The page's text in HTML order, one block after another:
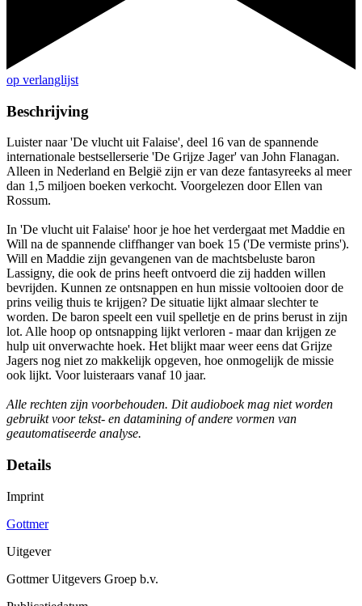
op verlanglijst
Beschrijving
Luister naar 'De vlucht uit Falaise', deel 16 van de spannende
internationale bestsellerserie 'De Grijze Jager' van John Flanagan.
Alleen in Nederland en België zijn er van deze fantasyreeks al meer
dan 1,5 miljoen boeken verkocht. Voorgelezen door Ellen van
Rossum.
In 'De vlucht uit Falaise' hoor je hoe het verdergaat met Maddie en
Will na de spannende cliffhanger van boek 15 ('De vermiste prins').
Will en Maddie zijn gevangenen van de machtsbeluste baron
Lassigny, die ook de prins heeft ontvoerd die zij hadden willen
bevrijden. Kunnen ze ontsnappen en hun missie voltooien door de
prins veilig thuis te krijgen? De situatie lijkt almaar slechter te
worden. De baron speelt een vuil spelletje en de prins berust in zijn
lot. Alle hoop op ontsnapping lijkt verloren - maar dan krijgen ze
hulp uit onverwachte hoek. Het blijkt maar weer eens dat Grijze
Jagers nog niet zo makkelijk opgeven, hoe onmogelijk de missie
ook lijkt. Voor luisteraars vanaf 10 jaar.
Alle rechten zijn voorbehouden. Dit audioboek mag niet worden
gebruikt voor tekst- en datamining of andere vormen van
geautomatiseerde analyse.
Details
Imprint
Gottmer
Uitgever
Gottmer Uitgevers Groep b.v.